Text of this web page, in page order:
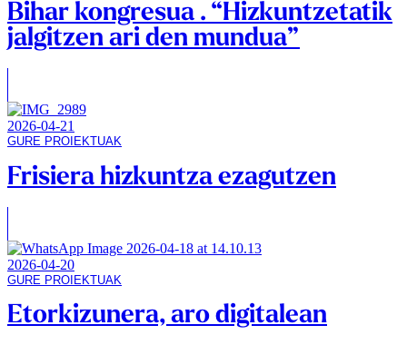
Bihar kongresua . “Hizkuntzetatik
jalgitzen ari den mundua”
2026-04-21
GURE PROIEKTUAK
Frisiera hizkuntza ezagutzen
2026-04-20
GURE PROIEKTUAK
Etorkizunera, aro digitalean